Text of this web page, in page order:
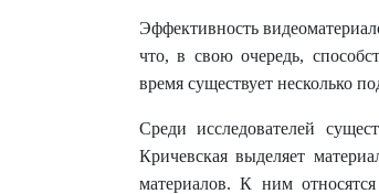
Эффективность
что, в свою очередь,
время существует несколько
Среди исследователей
Кричевская выделяет
материалов. К ним